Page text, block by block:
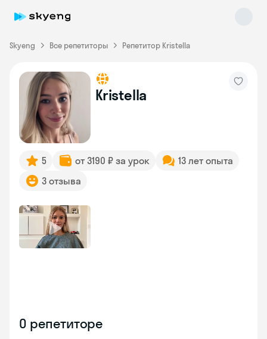
Skyeng Все репетиторы Репетитор Kristella
Kristella
5 от 3190 ₽ за урок
13 лет опыта
3 отзыва
О репетиторе
Skyeng Chat
online